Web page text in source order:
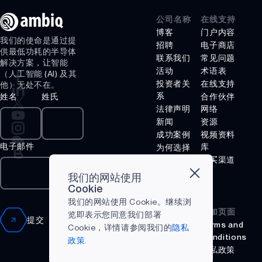
我们的使命是通过提
供最低功耗的半导体
解决方案，让智能
（人工智能 (AI) 及其
他）无处不在。
姓名
姓氏
电子邮件
提交
公司名称
博客
招聘
联系我们
活动
投资者关
系
法律声明
新闻
成功案例
为何选择
什么是边
在线支持
门户内容
电子商店
常见问题
术语表
在线支持
合作伙伴
网络
资源
视频资料
库
购买渠道
附加页面
Terms and
Conditions
隐私政策
我们的网站使用
Cookie
我们的网站使用 Cookie。继续浏
览即表示您同意我们部署
Cookie，详情请参阅我们的隐私
政策.